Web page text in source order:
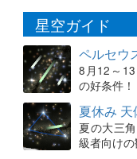
星空ガイド
ペルセウ
8月12～
の好条件！
夏休み
夏の大三
級者向け